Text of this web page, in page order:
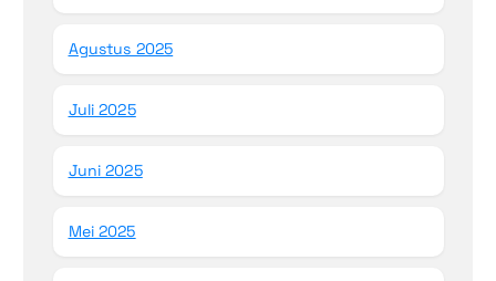
Agustus 2025
Juli 2025
Juni 2025
Mei 2025